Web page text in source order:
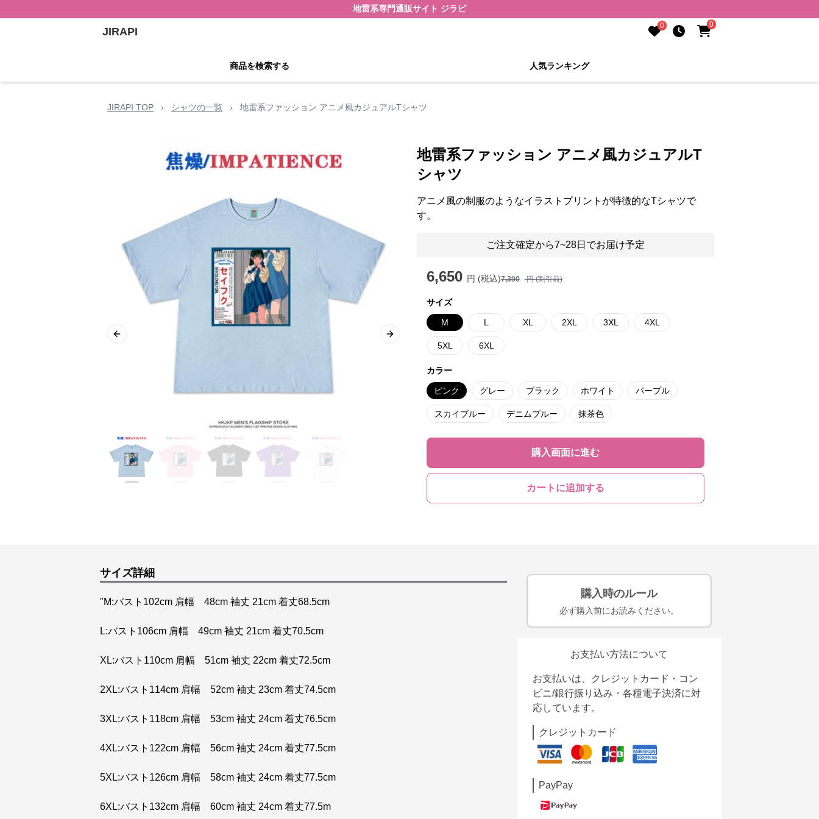
地雷系専門通販サイト ジラピ
JIRAPI 0 0
商品を検索する 人気ランキング
JIRAPI TOP › シャツの一覧 › 地雷系ファッション アニメ風カジュアルTシャツ
Previous slide Next slide
地雷系ファッション アニメ風カジュアルT
シャツ
アニメ風の制服のようなイラストプリントが特徴的なTシャツで
す。
ご注文確定から7~28日でお届け予定
6,650 円 (税込)7,390 円 (割引前)
サイズ
M L XL 2XL 3XL 4XL
5XL 6XL
カラー
ピンク グレー ブラック ホワイト パープル
スカイブルー デニムブルー 抹茶色
購入画面に進む
カートに追加する
サイズ詳細
"M:バスト102cm 肩幅 48cm 袖丈 21cm 着丈68.5cm
L:バスト106cm 肩幅 49cm 袖丈 21cm 着丈70.5cm
XL:バスト110cm 肩幅 51cm 袖丈 22cm 着丈72.5cm
2XL:バスト114cm 肩幅 52cm 袖丈 23cm 着丈74.5cm
3XL:バスト118cm 肩幅 53cm 袖丈 24cm 着丈76.5cm
4XL:バスト122cm 肩幅 56cm 袖丈 24cm 着丈77.5cm
5XL:バスト126cm 肩幅 58cm 袖丈 24cm 着丈77.5cm
6XL:バスト132cm 肩幅 60cm 袖丈 24cm 着丈77.5m
購入時のルール
必ず購入前にお読みください。
お支払い方法について
お支払いは、クレジットカード・コン
ビニ/銀行振り込み・各種電子決済に対
応しています。
クレジットカード
PayPay